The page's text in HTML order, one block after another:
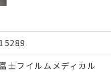
15289
富士フイルムメディカル